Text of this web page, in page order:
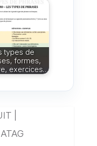
types de
formes,
exercices…
|